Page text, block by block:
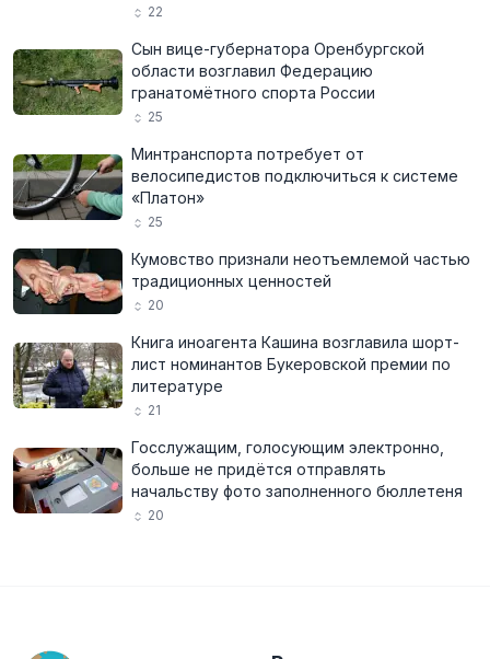
22
Сын вице-губернатора Оренбургской
области возглавил Федерацию
гранатомётного спорта России
25
Минтранспорта потребует от
велосипедистов подключиться к системе
«Платон»
25
Кумовство признали неотъемлемой частью
традиционных ценностей
20
Книга иноагента Кашина возглавила шорт-
лист номинантов Букеровской премии по
литературе
21
Госслужащим, голосующим электронно,
больше не придётся отправлять
начальству фото заполненного бюллетеня
20